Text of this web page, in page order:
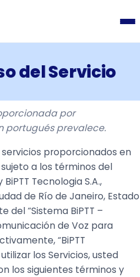
del Servicio
por
portugués prevalece.
proporcionados en
a los términos del
Tecnologia S.A.,
de Río de Janeiro, Estado
del “Sistema BiPTT –
de Voz para
“BiPTT
utilizar los Servicios, usted
los siguientes términos y